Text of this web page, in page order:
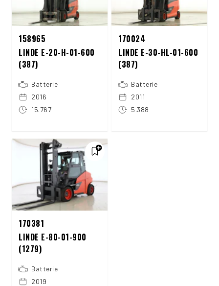
158965
LINDE E-20-H-01-600
(387)
Batterie
2016
15.767
170024
LINDE E-30-HL-01-600
(387)
Batterie
2011
5.388
170381
LINDE E-80-01-900
(1279)
Batterie
2019